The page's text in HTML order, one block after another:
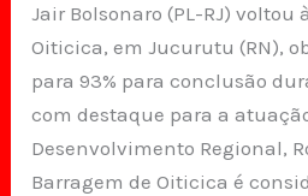
Jair Bolsonaro (PL-RJ) voltou
Oiticica, em Jucurutu (RN),
para 93% para conclusão
com destaque para a
Desenvolvimento Regional,
Barragem de Oiticica é